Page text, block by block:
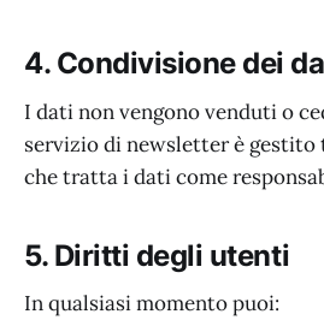
4. Condivisione dei
I dati non vengono venduti o
servizio di newsletter è
che tratta i dati come
5. Diritti degli utenti
In qualsiasi momento puoi: